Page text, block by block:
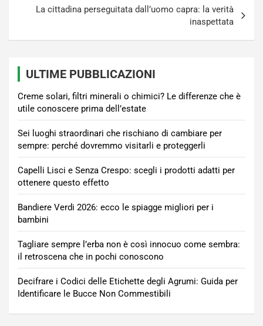
La cittadina perseguitata dall’uomo capra: la verità
inaspettata
ULTIME PUBBLICAZIONI
Creme solari, filtri minerali o chimici? Le differenze che è
utile conoscere prima dell’estate
Sei luoghi straordinari che rischiano di cambiare per
sempre: perché dovremmo visitarli e proteggerli
Capelli Lisci e Senza Crespo: scegli i prodotti adatti per
ottenere questo effetto
Bandiere Verdi 2026: ecco le spiagge migliori per i
bambini
Tagliare sempre l’erba non è così innocuo come sembra:
il retroscena che in pochi conoscono
Decifrare i Codici delle Etichette degli Agrumi: Guida per
Identificare le Bucce Non Commestibili